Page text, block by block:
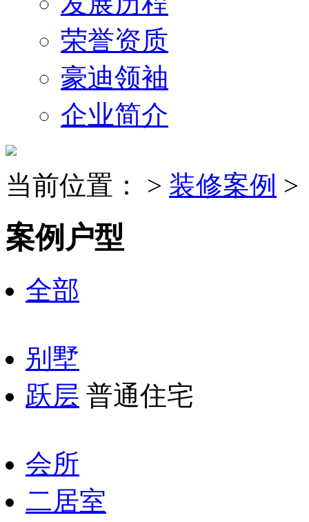
荣誉资质
豪迪领袖
企业简介
当前位置： > 装修案例 >
案例户型
全部
别墅
跃层 普通住宅
会所
二居室